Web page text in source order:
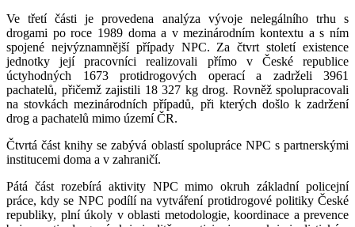
Ve třetí části je provedena analýza vývoje nelegálního trhu s
drogami po roce 1989 doma a v mezinárodním kontextu a s ním
spojené nejvýznamnější případy NPC. Za čtvrt století existence
jednotky její pracovníci realizovali přímo v České republice
úctyhodných 1673 protidrogových operací a zadrželi 3961
pachatelů, přičemž zajistili 18 327 kg drog. Rovněž spolupracovali
na stovkách mezinárodních případů, při kterých došlo k zadržení
drog a pachatelů mimo území ČR.
Čtvrtá část knihy se zabývá oblastí spolupráce NPC s partnerskými
institucemi doma a v zahraničí.
Pátá část rozebírá aktivity NPC mimo okruh základní policejní
práce, kdy se NPC podílí na vytváření protidrogové politiky České
republiky, plní úkoly v oblasti metodologie, koordinace a prevence